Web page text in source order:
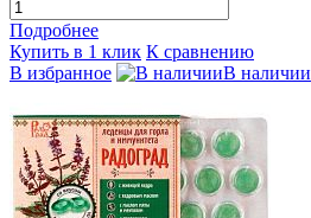
Подробнее
Купить в 1 клик К сравнению
В избранное
В наличии